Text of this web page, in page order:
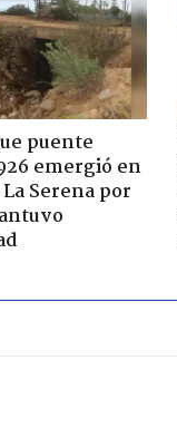
puente
emergió en
Serena por